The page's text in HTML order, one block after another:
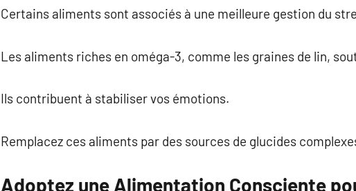
Certains aliments sont associés à une meilleure gestion du
Les aliments riches en oméga-3, comme les graines de lin,
Ils contribuent à stabiliser vos émotions.
Remplacez ces aliments par des sources de glucides
Adoptez une Alimentation Consciente